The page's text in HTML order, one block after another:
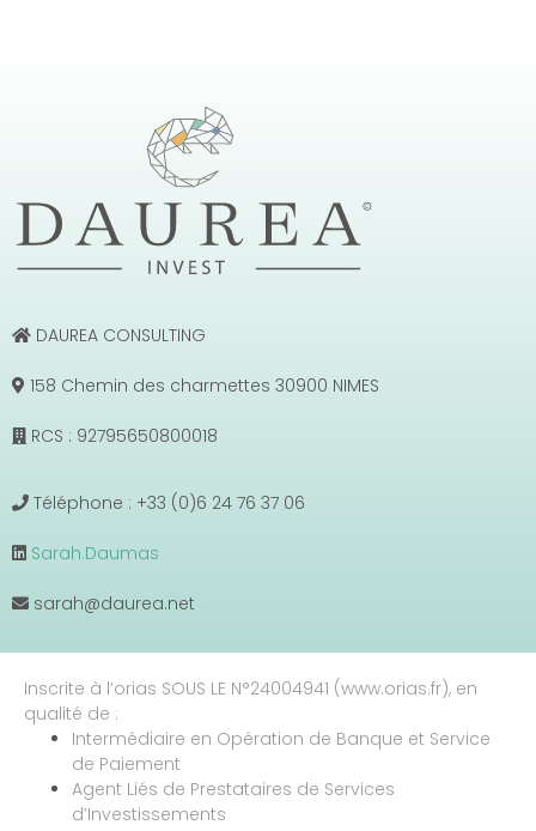
DAUREA CONSULTING
158 Chemin des charmettes 30900 NIMES
RCS : 92795650800018
Téléphone : +33 (0)6 24 76 37 06
Sarah.Daumas
sarah@daurea.net
Inscrite à l’orias SOUS LE N°24004941 (www.orias.fr), en
qualité de :
Intermédiaire en Opération de Banque et Service
de Paiement
Agent Liés de Prestataires de Services
d’Investissements